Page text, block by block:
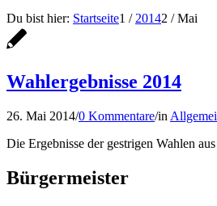
Du bist hier: Startseite1 / 20142 / Mai
Wahlergebnisse 2014
26. Mai 2014/0 Kommentare/in
Die Ergebnisse der gestrigen Wahlen
Bürgermeister